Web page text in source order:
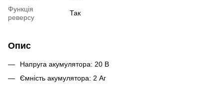
Функція
реверсу
Так
Опис
Напруга акумулятора: 20 В
Ємність акумулятора: 2 Аг